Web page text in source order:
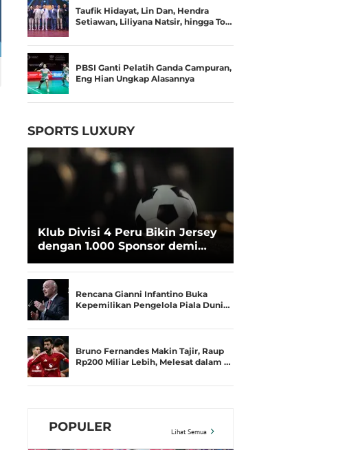
Taufik Hidayat, Lin Dan, Hendra
Setiawan, Liliyana Natsir, hingga To…
PBSI Ganti Pelatih Ganda Campuran,
Eng Hian Ungkap Alasannya
SPORTS LUXURY
Klub Divisi 4 Peru Bikin Jersey
dengan 1.000 Sponsor demi
Rencana Gianni Infantino Buka
Kepemilikan Pengelola Piala Duni…
Bruno Fernandes Makin Tajir, Raup
Rp200 Miliar Lebih, Melesat dalam …
POPULER Lihat Semua